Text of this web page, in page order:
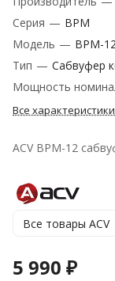
Серия — BPM
Модель — BPM-
Тип — Сабвуфер
Мощность
Все характеристики
ACV BPM-12
Все товары ACV
5 990 ₽